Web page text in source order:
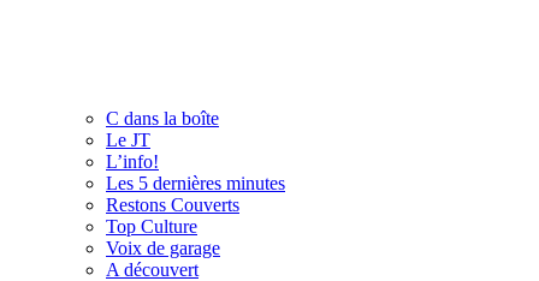
C dans la boîte
Le JT
L’info!
Les 5 dernières minutes
Restons Couverts
Top Culture
Voix de garage
A découvert